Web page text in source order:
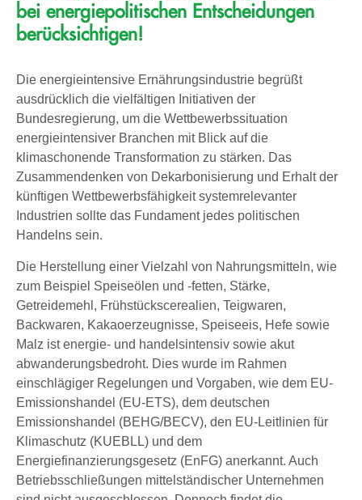
bei energiepolitischen Entscheidungen
berücksichtigen!
Die energieintensive Ernährungsindustrie begrüßt
ausdrücklich die vielfältigen Initiativen der
Bundesregierung, um die Wettbewerbssituation
energieintensiver Branchen mit Blick auf die
klimaschonende Transformation zu stärken. Das
Zusammendenken von Dekarbonisierung und Erhalt der
künftigen Wettbewerbsfähigkeit systemrelevanter
Industrien sollte das Fundament jedes politischen
Handelns sein.
Die Herstellung einer Vielzahl von Nahrungsmitteln, wie
zum Beispiel Speiseölen und -fetten, Stärke,
Getreidemehl, Frühstückscerealien, Teigwaren,
Backwaren, Kakaoerzeugnisse, Speiseeis, Hefe sowie
Malz ist energie- und handelsintensiv sowie akut
abwanderungsbedroht. Dies wurde im Rahmen
einschlägiger Regelungen und Vorgaben, wie dem EU-
Emissionshandel (EU-ETS), dem deutschen
Emissionshandel (BEHG/BECV), den EU-Leitlinien für
Klimaschutz (KUEBLL) und dem
Energiefinanzierungsgesetz (EnFG) anerkannt. Auch
Betriebsschließungen mittelständischer Unternehmen